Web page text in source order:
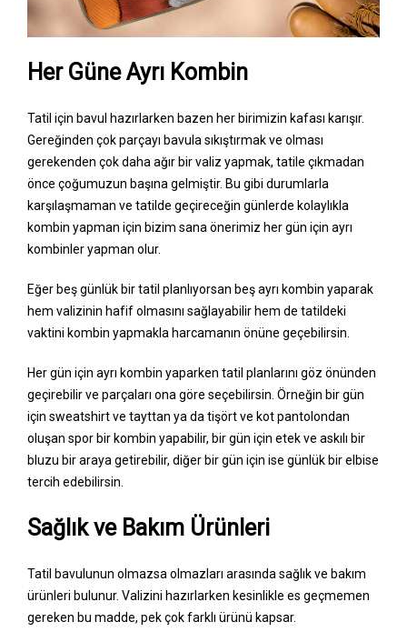
Her Güne Ayrı Kombin
Tatil için bavul hazırlarken bazen her birimizin kafası karışır.
Gereğinden çok parçayı bavula sıkıştırmak ve olması
gerekenden çok daha ağır bir valiz yapmak, tatile çıkmadan
önce çoğumuzun başına gelmiştir. Bu gibi durumlarla
karşılaşmaman ve tatilde geçireceğin günlerde kolaylıkla
kombin yapman için bizim sana önerimiz her gün için ayrı
kombinler yapman olur.
Eğer beş günlük bir tatil planlıyorsan beş ayrı kombin yaparak
hem valizinin hafif olmasını sağlayabilir hem de tatildeki
vaktini kombin yapmakla harcamanın önüne geçebilirsin.
Her gün için ayrı kombin yaparken tatil planlarını göz önünden
geçirebilir ve parçaları ona göre seçebilirsin. Örneğin bir gün
için sweatshirt ve tayttan ya da tişört ve kot pantolondan
oluşan spor bir kombin yapabilir, bir gün için etek ve askılı bir
bluzu bir araya getirebilir, diğer bir gün için ise günlük bir elbise
tercih edebilirsin.
Sağlık ve Bakım Ürünleri
Tatil bavulunun olmazsa olmazları arasında sağlık ve bakım
ürünleri bulunur. Valizini hazırlarken kesinlikle es geçmemen
gereken bu madde, pek çok farklı ürünü kapsar.